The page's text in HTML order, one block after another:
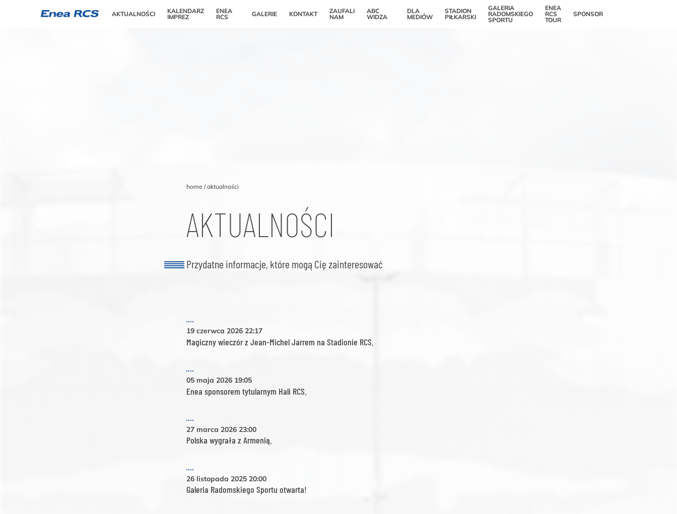
AKTUALNOŚCI
KALENDARZ
IMPREZ
ENEA
RCS
GALERIE KONTAKT
ZAUFALI
NAM
ABC
WIDZA
DLA
MEDIÓW
STADION
PIŁKARSKI
GALERIA
RADOMSKIEGO
SPORTU
ENEA
RCS
TOUR
SPONSOR
home aktualności
AKTUALNOŚCI
Przydatne informacje, które mogą Cię zainteresować
19 czerwca 2026 22:17
Magiczny wieczór z Jean-Michel Jarrem na Stadionie RCS.
05 maja 2026 19:05
Enea sponsorem tytularnym Hali RCS.
27 marca 2026 23:00
Polska wygrała z Armenią.
26 listopada 2025 20:00
Galeria Radomskiego Sportu otwarta!